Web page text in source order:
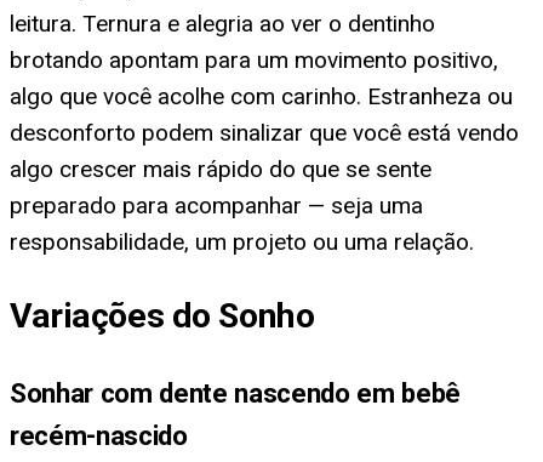
leitura. Ternura e alegria ao ver o dentinho
brotando apontam para um movimento positivo,
algo que você acolhe com carinho. Estranheza ou
desconforto podem sinalizar que você está vendo
algo crescer mais rápido do que se sente
preparado para acompanhar — seja uma
responsabilidade, um projeto ou uma relação.
Variações do Sonho
Sonhar com dente nascendo em bebê
recém-nascido